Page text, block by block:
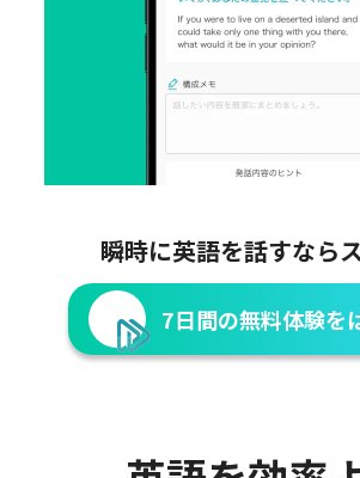
瞬時に英語を話すなら
7日間の無料体験を